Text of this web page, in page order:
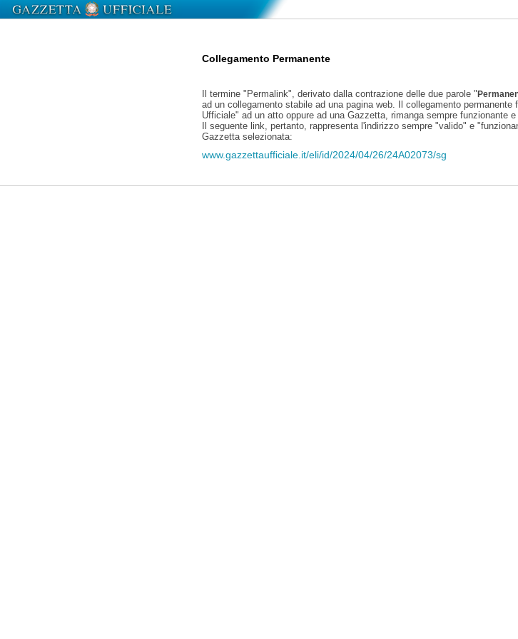
Collegamento Permanente
Il termine "Permalink", derivato dalla contrazione delle due parole "
ad un collegamento stabile ad una pagina web. Il collegamento
Ufficiale" ad un atto oppure ad una Gazzetta, rimanga sempre funzionante e
Il seguente link, pertanto, rappresenta l'indirizzo sempre "valido" e
Gazzetta selezionata:
www.gazzettaufficiale.it/eli/id/2024/04/26/24A02073/sg